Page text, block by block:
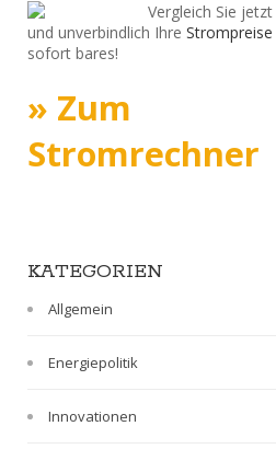
Vergleich Sie jetzt
und unverbindlich Ihre Strompreise
sofort bares!
» Zum
Stromrechner
KATEGORIEN
Allgemein
Energiepolitik
Innovationen